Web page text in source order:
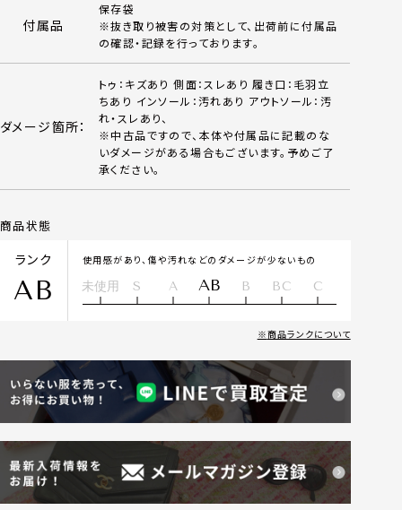
付属品
保存袋
※抜き取り被害の対策として、出荷前に付属品
の確認・記録を行っております。
ダメージ箇所：
トゥ：キズあり 側面：スレあり 履き口：毛羽立
ちあり インソール：汚れあり アウトソール：汚
れ・スレあり、
※中古品ですので、本体や付属品に記載のな
いダメージがある場合もございます。予めご了
承ください。
商品状態
ランク
AB
使用感があり、傷や汚れなどのダメージが少ないもの
未使用 S A AB B BC C
商品ランクについて